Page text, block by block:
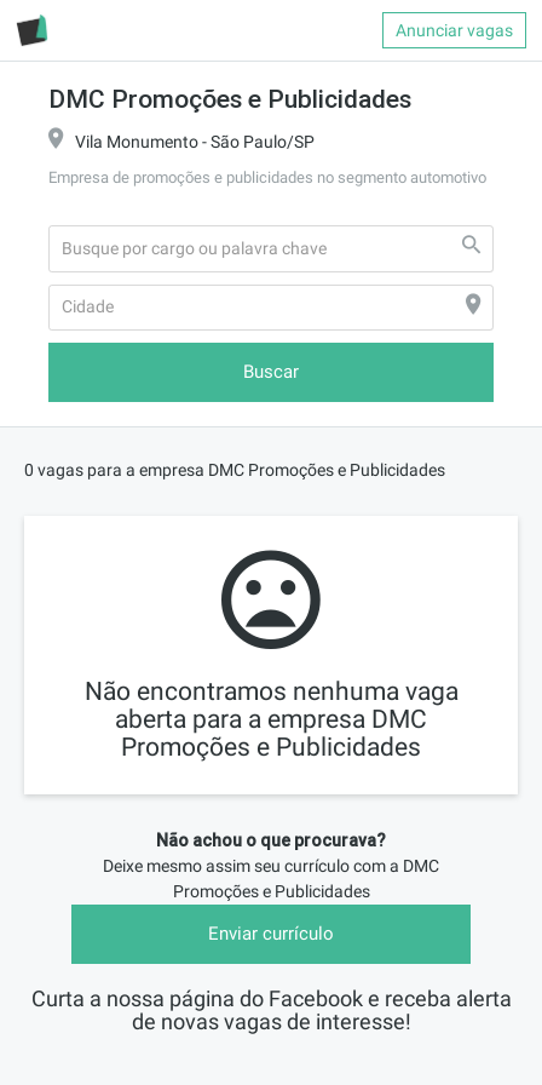
Anunciar vagas
DMC Promoções e Publicidades
Vila Monumento - São Paulo/SP
Empresa de promoções e publicidades no segmento automotivo
Buscar
0 vagas para a empresa DMC Promoções e Publicidades
Não encontramos nenhuma vaga
aberta para a empresa DMC
Promoções e Publicidades
Não achou o que procurava?
Deixe mesmo assim seu currículo com a DMC
Promoções e Publicidades
Enviar currículo
Curta a nossa página do Facebook e receba alerta
de novas vagas de interesse!